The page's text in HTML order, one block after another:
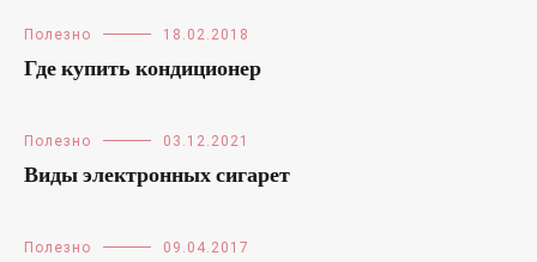
Полезно 18.02.2018
Где купить кондиционер
Полезно 03.12.2021
Виды электронных сигарет
Полезно 09.04.2017